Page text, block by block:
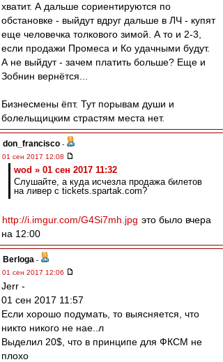
хватит. А дальше сориентируются по
обстановке - выйдут вдруг дальше в ЛЧ - купят
еще человечка толкового зимой. А то и 2-3,
если продажи Промеса и Ко удачными будут.
А не выйдут - зачем платить больше? Еще и
Зобнин вернётся...
Бизнесмены ёпт. Тут порывам души и
болельщицким страстям места нет.
don_francisco -
01 сен 2017 12:08
wod » 01 сен 2017 11:32
Слушайте, а куда исчезла продажа билетов
на ливер с tickets.spartak.com?
http://i.imgur.com/G4Si7mh.jpg это было вчера
на 12:00
Berloga -
01 сен 2017 12:06
Jerr -
01 сен 2017 11:57
Если хорошо подумать, то выясняется, что
никто никого не нае..л
Выделил 20$, что в принципе для ФКСМ не
плохо